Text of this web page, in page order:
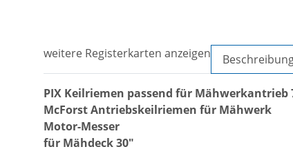
weitere Registerkarten anzeigen
PIX Keilriemen passend für Mähwerkantrieb
McForst Antriebskeilriemen für Mähwerk
Motor-Messer
für Mähdeck 30"